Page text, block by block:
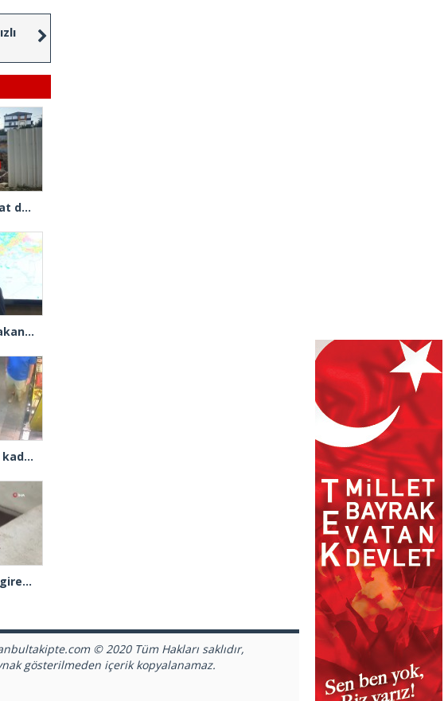
Çekmeköy’de istinat duvarı yıkılan inşaatın yanındaki 5 katlı bina boşaltıldı
Tarım ve Orman Bakanı İbrahim Yumaklı: “Son 3 günde 260 yangına müdahale ettik, 258’i kontrol altına aldık”
Sirkeci’de tramvay kadına çarptı
İstanbul’da evlere giren dev çekirgeler paniğe neden oldu
© 2020 Tüm Hakları saklıdır,
gösterilmeden içerik kopyalanamaz.